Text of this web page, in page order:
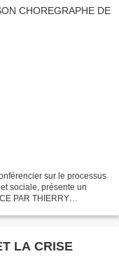
sur le processus
sociale, présente un
PAR THIERRY
LA CRISE